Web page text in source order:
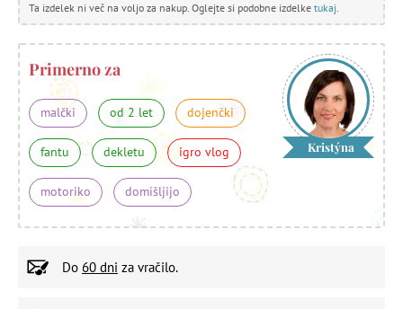
Ta izdelek ni več na voljo za nakup. Oglejte si podobne izdelke tukaj.
Primerno za
malčki od 2 let dojenčki
fantu dekletu igro vlog
motoriko domišljijo
Kristýna
Do 60 dni za vračilo.